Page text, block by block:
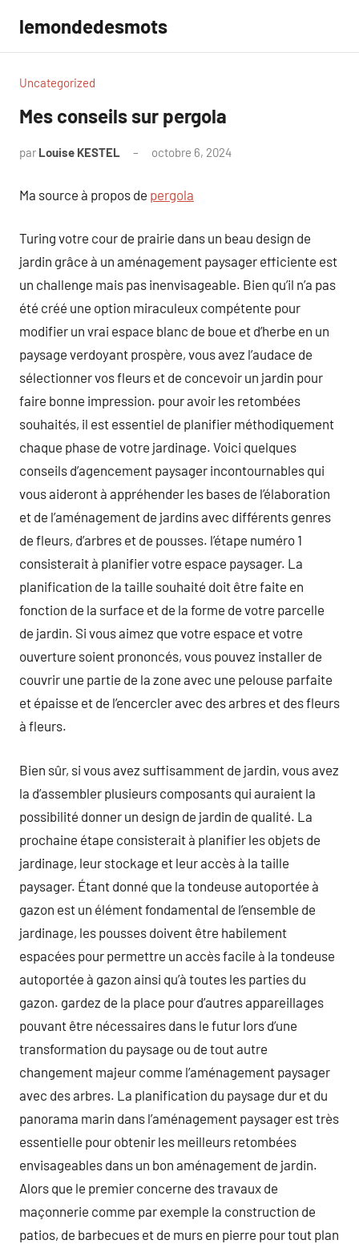
contenu
lemondedesmots
Uncategorized
Mes conseils sur pergola
par Louise KESTEL octobre 6, 2024
Ma source à propos de pergola
Turing votre cour de prairie dans un beau design de
jardin grâce à un aménagement paysager efficiente est
un challenge mais pas inenvisageable. Bien qu’il n’a pas
été créé une option miraculeux compétente pour
modifier un vrai espace blanc de boue et d’herbe en un
paysage verdoyant prospère, vous avez l’audace de
sélectionner vos fleurs et de concevoir un jardin pour
faire bonne impression. pour avoir les retombées
souhaités, il est essentiel de planifier méthodiquement
chaque phase de votre jardinage. Voici quelques
conseils d’agencement paysager incontournables qui
vous aideront à appréhender les bases de l’élaboration
et de l’aménagement de jardins avec différents genres
de fleurs, d’arbres et de pousses. l’étape numéro 1
consisterait à planifier votre espace paysager. La
planification de la taille souhaité doit être faite en
fonction de la surface et de la forme de votre parcelle
de jardin. Si vous aimez que votre espace et votre
ouverture soient prononcés, vous pouvez installer de
couvrir une partie de la zone avec une pelouse parfaite
et épaisse et de l’encercler avec des arbres et des fleurs
à fleurs.
Bien sûr, si vous avez suffisamment de jardin, vous avez
la d’assembler plusieurs composants qui auraient la
possibilité donner un design de jardin de qualité. La
prochaine étape consisterait à planifier les objets de
jardinage, leur stockage et leur accès à la taille
paysager. Étant donné que la tondeuse autoportée à
gazon est un élément fondamental de l’ensemble de
jardinage, les pousses doivent être habilement
espacées pour permettre un accès facile à la tondeuse
autoportée à gazon ainsi qu’à toutes les parties du
gazon. gardez de la place pour d’autres appareillages
pouvant être nécessaires dans le futur lors d’une
transformation du paysage ou de tout autre
changement majeur comme l’aménagement paysager
avec des arbres. La planification du paysage dur et du
panorama marin dans l’aménagement paysager est très
essentielle pour obtenir les meilleurs retombées
envisageables dans un bon aménagement de jardin.
Alors que le premier concerne des travaux de
maçonnerie comme par exemple la construction de
patios, de barbecues et de murs en pierre pour tout plan